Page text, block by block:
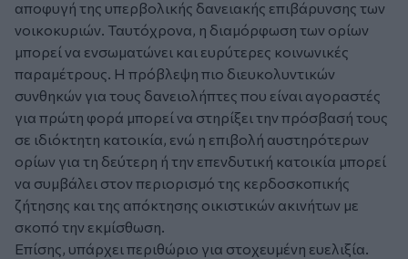
αποφυγή της υπερβολικής δανειακής επιβάρυνσης των
νοικοκυριών. Ταυτόχρονα, η διαμόρφωση των ορίων
μπορεί να ενσωματώνει και ευρύτερες κοινωνικές
παραμέτρους. Η πρόβλεψη πιο διευκολυντικών
συνθηκών για τους δανειολήπτες που είναι αγοραστές
για πρώτη φορά μπορεί να στηρίξει την πρόσβασή τους
σε ιδιόκτητη κατοικία, ενώ η επιβολή αυστηρότερων
ορίων για τη δεύτερη ή την επενδυτική κατοικία μπορεί
να συμβάλει στον περιορισμό της κερδοσκοπικής
ζήτησης και της απόκτησης οικιστικών ακινήτων με
σκοπό την εκμίσθωση.
Επίσης, υπάρχει περιθώριο για στοχευμένη ευελιξία.